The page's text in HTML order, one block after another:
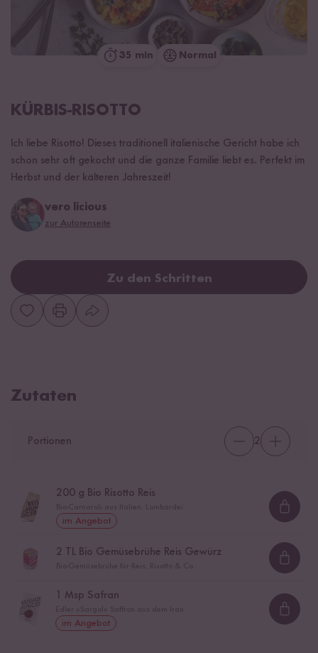
35 min Normal
KÜRBIS-RISOTTO
Ich liebe Risotto! Dieses traditionell italienische Gericht habe ich
schon sehr oft gekocht und die ganze Familie liebt es. Perfekt im
Herbst und der kälteren Jahreszeit!
vero licious
zur Autorenseite
Zu den Schritten
Zutaten
Portionen 2
200 g Bio Risotto Reis
im Angebot
2 TL Bio Gemüsebrühe Reis Gewürz
Msp Safran
im Angebot